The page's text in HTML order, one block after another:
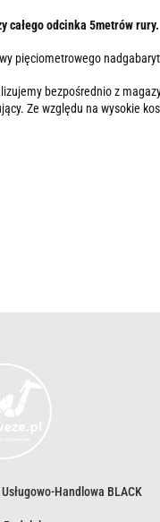
całego odcinka 5metrów rury.
pięciometrowego
bezpośrednio z
Ze względu na wysokie
Handlowa BLACK